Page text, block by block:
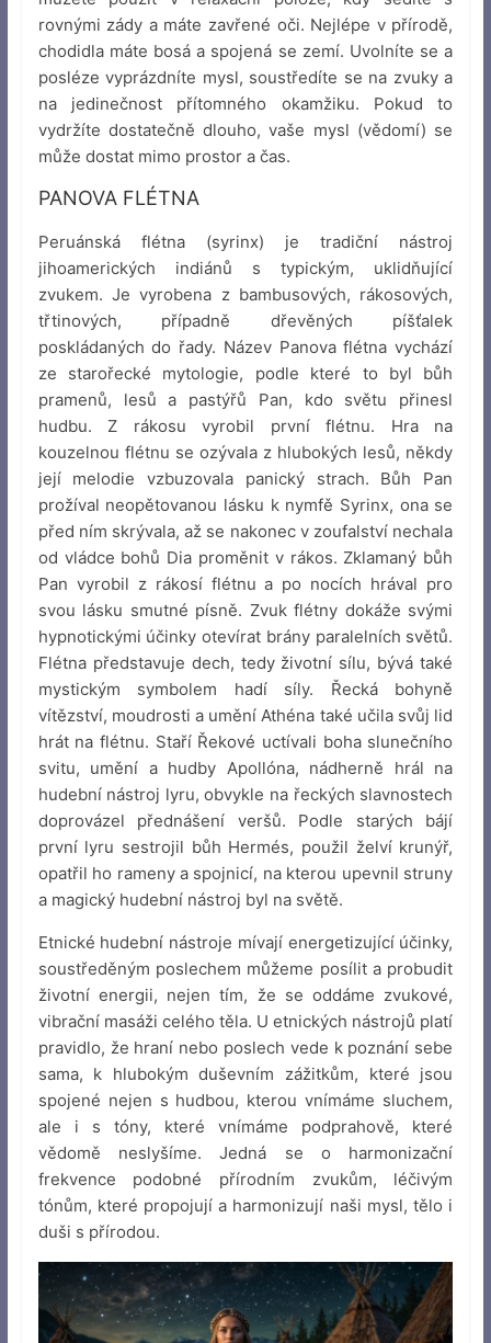
rovnými zády a máte zavřené oči. Nejlépe v přírodě,
chodidla máte bosá a spojená se zemí. Uvolníte se a
posléze vyprázdníte mysl, soustředíte se na zvuky a
na jedinečnost přítomného okamžiku. Pokud to
vydržíte dostatečně dlouho, vaše mysl (vědomí) se
může dostat mimo prostor a čas.
PANOVA FLÉTNA
Peruánská flétna (syrinx) je tradiční nástroj
jihoamerických indiánů s typickým, uklidňující
zvukem. Je vyrobena z bambusových, rákosových,
třtinových, případně dřevěných píšťalek
poskládaných do řady. Název Panova flétna vychází
ze starořecké mytologie, podle které to byl bůh
pramenů, lesů a pastýřů Pan, kdo světu přinesl
hudbu. Z rákosu vyrobil první flétnu. Hra na
kouzelnou flétnu se ozývala z hlubokých lesů, někdy
její melodie vzbuzovala panický strach. Bůh Pan
prožíval neopětovanou lásku k nymfě Syrinx, ona se
před ním skrývala, až se nakonec v zoufalství nechala
od vládce bohů Dia proměnit v rákos. Zklamaný bůh
Pan vyrobil z rákosí flétnu a po nocích hrával pro
svou lásku smutné písně. Zvuk flétny dokáže svými
hypnotickými účinky otevírat brány paralelních světů.
Flétna představuje dech, tedy životní sílu, bývá také
mystickým symbolem hadí síly. Řecká bohyně
vítězství, moudrosti a umění Athéna také učila svůj lid
hrát na flétnu. Staří Řekové uctívali boha slunečního
svitu, umění a hudby Apollóna, nádherně hrál na
hudební nástroj lyru, obvykle na řeckých slavnostech
doprovázel přednášení veršů. Podle starých bájí
první lyru sestrojil bůh Hermés, použil želví krunýř,
opatřil ho rameny a spojnicí, na kterou upevnil struny
a magický hudební nástroj byl na světě.
Etnické hudební nástroje mívají energetizující účinky,
soustředěným poslechem můžeme posílit a probudit
životní energii, nejen tím, že se oddáme zvukové,
vibrační masáži celého těla. U etnických nástrojů platí
pravidlo, že hraní nebo poslech vede k poznání sebe
sama, k hlubokým duševním zážitkům, které jsou
spojené nejen s hudbou, kterou vnímáme sluchem,
ale i s tóny, které vnímáme podprahově, které
vědomě neslyšíme. Jedná se o harmonizační
frekvence podobné přírodním zvukům, léčivým
tónům, které propojují a harmonizují naši mysl, tělo i
duši s přírodou.